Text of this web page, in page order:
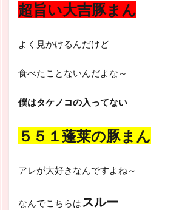
超旨い大吉豚まん
よく見かけるんだけど
食べたことないんだよな～
僕はタケノコの入ってない
５５１蓬莱の豚まん
アレが大好きなんですよね～
なんでこちらはスルー